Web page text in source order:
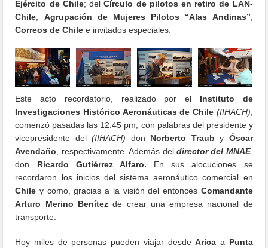
Ejército de Chile; delCírculo de pilotos en retiro de LAN-
Chile; Agrupación de Mujeres Pilotos “Alas Andinas”;
Correos de Chile e invitados especiales.
Este acto recordatorio, realizado por el Instituto de
Investigaciones Histórico Aeronáuticas de Chile (IIHACH)
comenzó pasadas las 12:45 pm, con palabras del presidente y
vicepresidente del(IIHACH) don Norberto Traub y Óscar
Avendaño , respectivamente. Además del director del MNAE,
don Ricardo Gutiérrez Alfaro. En sus alocuciones se
recordaron los inicios del sistema aeronáutico comercial en
Chile y como, gracias a la visión del entonces Comandante
Arturo Merino Benítez de crear una empresa nacional de
transporte.
Hoy miles de personas pueden viajar desdeArica a Punta